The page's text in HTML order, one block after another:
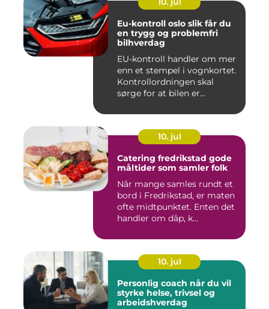
Eu-kontroll oslo slik får du
en trygg og problemfri
bilhverdag
EU-kontroll handler om mer
enn et stempel i vognkortet.
Kontrollordningen skal
sørge for at bilen er...
10. jul
Catering fredrikstad gode
måltider som samler folk
Når mange samles rundt et
bord i Fredrikstad, er maten
ofte midtpunktet. Enten det
handler om dåp, k...
10. jul
Personlig coach når du vil
styrke helse, trivsel og
arbeidshverdag